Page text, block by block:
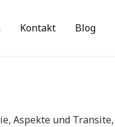
Kontakt Blog
Aspekte und